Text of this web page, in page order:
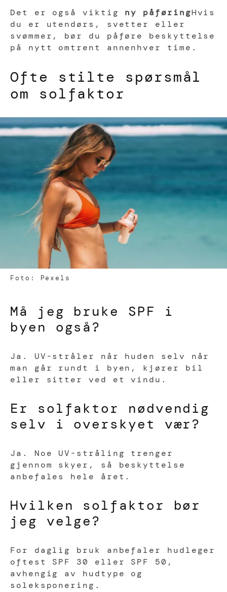
Det er også viktig ny påføringHvis
du er utendørs, svetter eller
svømmer, bør du påføre beskyttelse
på nytt omtrent annenhver time.
Ofte stilte spørsmål
om solfaktor
Foto: Pexels
Må jeg bruke SPF i
byen også?
Ja. UV-stråler når huden selv når
man går rundt i byen, kjører bil
eller sitter ved et vindu.
Er solfaktor nødvendig
selv i overskyet vær?
Ja. Noe UV-stråling trenger
gjennom skyer, så beskyttelse
anbefales hele året.
Hvilken solfaktor bør
jeg velge?
For daglig bruk anbefaler hudleger
oftest SPF 30 eller SPF 50,
avhengig av hudtype og
soleksponering.